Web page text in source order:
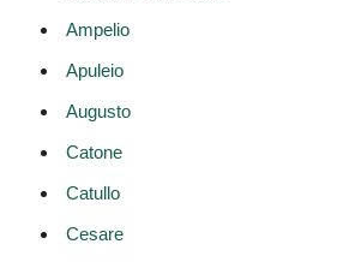
Ampelio
Apuleio
Augusto
Catone
Catullo
Cesare